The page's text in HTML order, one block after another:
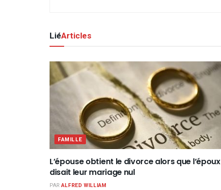
LiéArticles
FAMILLE
L’épouse obtient le divorce alors que l’époux
disait leur mariage nul
PAR ALFRED WILLIAM